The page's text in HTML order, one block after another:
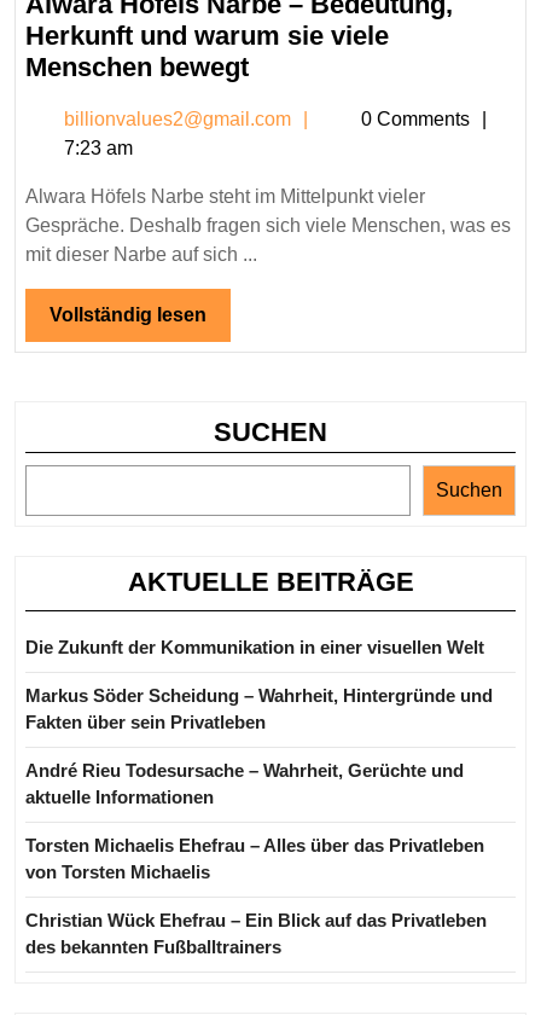
2025
Herkunft und warum sie viele
Menschen bewegtAlwara
Narbe
Bedeutung,
Herkunft
und
viele
billionvalues2@gmail.com
0 Comments
7:23 am
Alwara Höfels Narbe steht im Mittelpunkt vieler
Gespräche. Deshalb fragen sich viele Menschen, was es
mit dieser Narbe auf sich ...
Vollständig lesen
lesen
SUCHEN
Suchen
AKTUELLE BEITRÄGE
Die Zukunft der Kommunikation in einer visuellen Welt
Markus Söder Scheidung – Wahrheit, Hintergründe und
Fakten über sein Privatleben
André Rieu Todesursache – Wahrheit, Gerüchte und
aktuelle Informationen
Torsten Michaelis Ehefrau – Alles über das Privatleben
von Torsten Michaelis
Christian Wück Ehefrau – Ein Blick auf das Privatleben
des bekannten Fußballtrainers